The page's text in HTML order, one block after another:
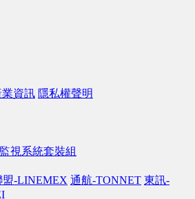
業資訊 隱私權聲明
監視系統套裝組
盟-LINEMEX 通航-TONNET 東訊-